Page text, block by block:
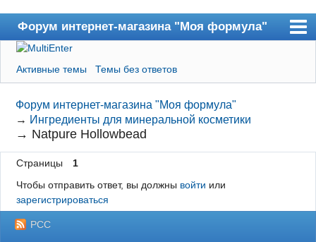
Форум интернет-магазина "Моя формула"
Форум
Пользователи
Поиск
Регистрация
Вход
В магазин
Активные темы Темы без ответов
Форум интернет-магазина "Моя формула"
→ Ингредиенты для минеральной косметики
→ Natpure Hollowbead
Страницы
1
Чтобы отправить ответ, вы должны войти или
зарегистрироваться
РСС